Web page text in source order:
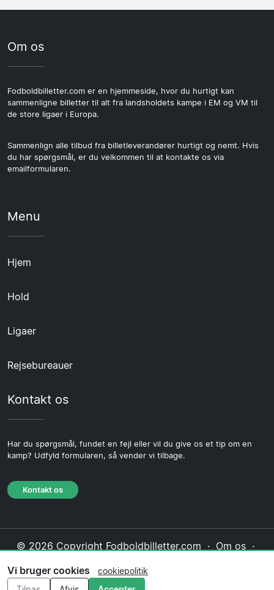
Om os
Fodboldbilletter.com er en hjemmeside, hvor du hurtigt kan
sammenligne billetter til alt fra landsholdets kampe i EM og VM til
de store ligaer i Europa.
Sammenlign alle tilbud fra billetleverandører hurtigt og nemt. Hvis
du har spørgsmål, er du velkommen til at kontakte os via
emailformularen.
Menu
Hjem
Hold
Ligaer
Rejsebureauer
Kontakt os
Har du spørgsmål, fundet en fejl eller vil du give os et tip om en
kamp? Udfyld formularen, så vender vi tilbage.
Kontakt os
© 2026 Copyright Fodboldbilletter.com · Om os ·
Redaktionel politik
Vi bruger cookies
cookiepolitik